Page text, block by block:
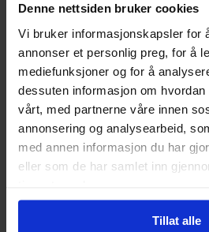
Denne nettsiden bruker cookies
Vi bruker informasjonskapsler for
annonser et personlig preg, for å
mediefunksjoner og for å
dessuten informasjon om
vårt, med partnerne våre innen
annonsering og analysearbeid,
med annen informasjon du har
eller som de har samlet inn
Tillat alle
Lightlark (The Lightlark